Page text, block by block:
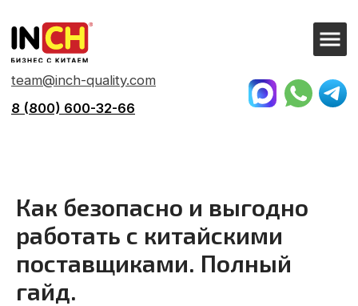
team@inch-quality.com
8 (800) 600-32-66
Главная → Все о бизнесе с Китаем
Как безопасно и выгодно
работать с китайскими
поставщиками. Полный
гайд.